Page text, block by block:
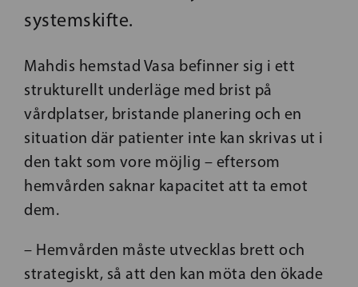
systemskifte.
Mahdis hemstad Vasa befinner sig i ett
strukturellt underläge med brist på
vårdplatser, bristande planering och en
situation där patienter inte kan skrivas ut i
den takt som vore möjlig – eftersom
hemvården saknar kapacitet att ta emot
dem.
– Hemvården måste utvecklas brett och
strategiskt, så att den kan möta den ökade